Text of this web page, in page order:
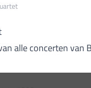
alle concerten van